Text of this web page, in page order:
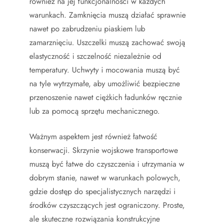
warunkach. Zamknięcia muszą działać sprawnie
nawet po zabrudzeniu piaskiem lub
zamarznięciu. Uszczelki muszą zachować swoją
elastyczność i szczelność niezależnie od
temperatury. Uchwyty i mocowania muszą być
na tyle wytrzymałe, aby umożliwić bezpieczne
przenoszenie nawet ciężkich ładunków ręcznie
lub za pomocą sprzętu mechanicznego.
Ważnym aspektem jest również łatwość
konserwacji. Skrzynie wojskowe transportowe
muszą być łatwe do czyszczenia i utrzymania w
dobrym stanie, nawet w warunkach polowych,
gdzie dostęp do specjalistycznych narzędzi i
środków czyszczących jest ograniczony. Proste,
ale skuteczne rozwiązania konstrukcyjne